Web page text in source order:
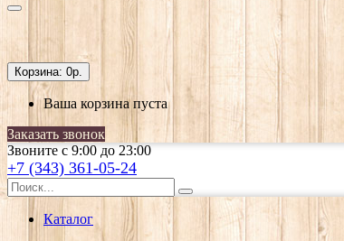
Корзина: 0р.
Ваша корзина пуста
Заказать звонок
Звоните с 9:00 до 23:00
+7 (343) 361-05-24
Каталог